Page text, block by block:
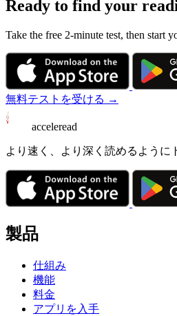
Ready to find your
Take the free 2-minute test, then start
無料テストを受ける →
acceleread
より速く、より深く読めるように
製品
仕組み
機能
料金
アプリを入手